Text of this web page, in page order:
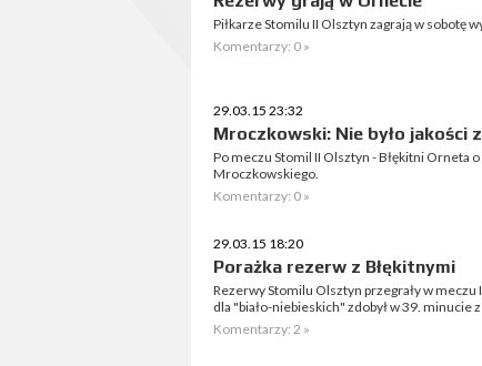
Piłkarze Stomilu II Olsztyn zagrają w sobotę
Komentarzy: 0 »
29.03.15 23:32
Mroczkowski: Nie było jakości
Po meczu Stomil II Olsztyn - Błękitni Orneta
Mroczkowskiego.
Komentarzy: 0 »
29.03.15 18:20
Porażka rezerw z Błękitnymi
Rezerwy Stomilu Olsztyn przegrały w meczu
dla "biało-niebieskich" zdobył w 39.
Komentarzy: 2 »